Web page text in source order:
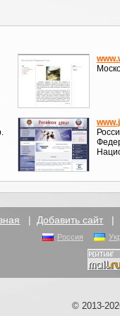
| Добавить сайт |
Россия
© 2013-